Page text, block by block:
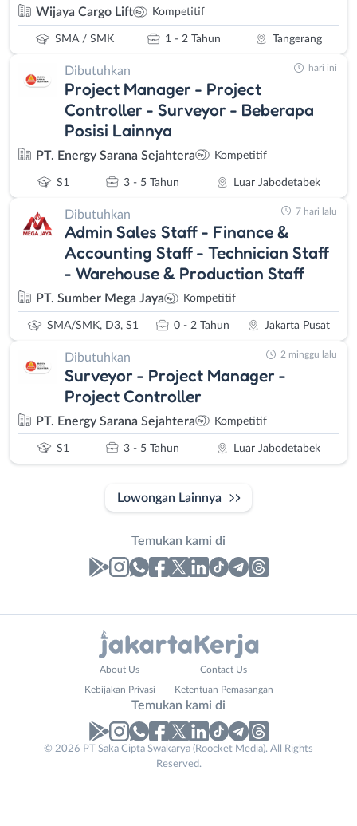
Wijaya Cargo Lift Kompetitif
SMA / SMK 1 - 2 Tahun Tangerang
Dibutuhkan
Project Manager - Project
Controller - Surveyor - Beberapa
Posisi Lainnya
PT. Energy Sarana Sejahtera Kompetitif
S1 3 - 5 Tahun Luar Jabodetabek
hari ini
Dibutuhkan
Admin Sales Staff - Finance &
Accounting Staff - Technician Staff
- Warehouse & Production Staff
PT. Sumber Mega Jaya Kompetitif
SMA/SMK, D3, S1 0 - 2 Tahun Jakarta Pusat
7 hari lalu
Dibutuhkan
Surveyor - Project Manager -
Project Controller
PT. Energy Sarana Sejahtera Kompetitif
S1 3 - 5 Tahun Luar Jabodetabek
2 minggu lalu
Lowongan Lainnya
Temukan kami di
No. Telp /
About Us Contact Us
Kebijakan Privasi Ketentuan Pemasangan
Temukan kami di
© 2026 PT Saka Cipta Swakarya (Roocket Media). All Rights
Reserved.